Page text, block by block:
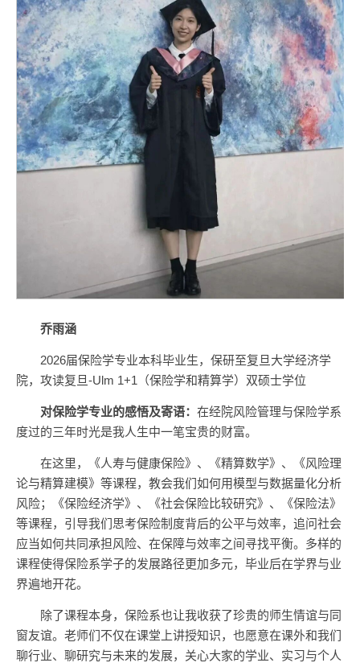
乔雨涵
2026届保险学专业本科毕业生，保研至复旦大学经济学
院，攻读复旦-Ulm 1+1（保险学和精算学）双硕士学位
对保险学专业的感悟及寄语： 在经院风险管理与保险学系
度过的三年时光是我人生中一笔宝贵的财富。
在这里，《人寿与健康保险》、《精算数学》、《风险理
论与精算建模》等课程，教会我们如何用模型与数据量化分析
风险；《保险经济学》、《社会保险比较研究》、《保险法》
等课程，引导我们思考保险制度背后的公平与效率，追问社会
应当如何共同承担风险、在保障与效率之间寻找平衡。多样的
课程使得保险系学子的发展路径更加多元，毕业后在学界与业
界遍地开花。
除了课程本身，保险系也让我收获了珍贵的师生情谊与同
窗友谊。老师们不仅在课堂上讲授知识，也愿意在课外和我们
聊行业、聊研究与未来的发展，关心大家的学业、实习与个人